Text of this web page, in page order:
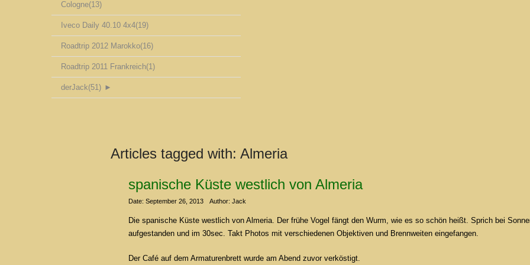
Cologne(13)
Iveco Daily 40.10 4x4(19)
Roadtrip 2012 Marokko(16)
Roadtrip 2011 Frankreich(1)
derJack(51) ►
Articles tagged with: Almeria
spanische Küste westlich von Almeria
Date: September 26, 2013 Author: Jack
Die spanische Küste westlich von Almeria. Der frühe Vogel fängt den Wurm, wie es so schön heißt. Sprich bei
aufgestanden und im 30sec. Takt Photos mit verschiedenen Objektiven und Brennweiten eingefangen.
Der Café auf dem Armaturenbrett wurde am Abend zuvor verköstigt.